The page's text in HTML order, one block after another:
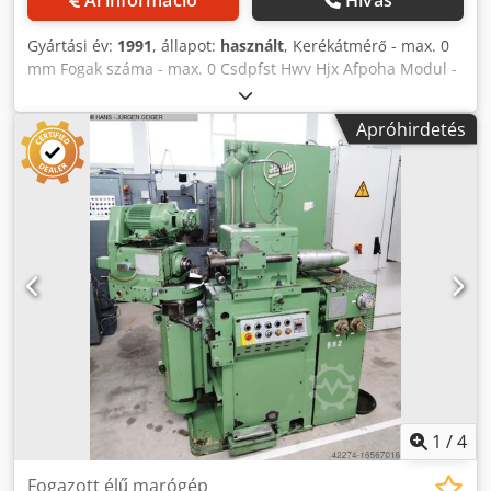
csúszó, L és O-tengely = maróorsó, C-tengely =
forgótányér (B és E tengely), függőleges beállítás (V és Y
tengely), szerszámfej dőlésszöge (A és D tengely),
egyenként (A és D-tengely) egyenként ROD digitális
kijelzővel a vezérlésben. " Hidraulikusan működtetett
munkadarab-feszítő eszközzel együtt egy rakodási
automatizálás munkadarab-előtoló/szállítószalag és
elfordítható rakodó segítségével valamint a munkadarab
légrendszeres vezérlésével. " Hűtőberendezés
forgácsszállítóval, hangszigetelt házzal, központi kenés,
beépített hidraulikarendszer, pneumatikusan vezérelt
biztonsági ajtók, sorjázó berendezés, stb. A gép a marás
elvén működik, elektronikusan szinkronizált szerszám- és
munkadarabtengelyekkel. szerszám- és
munkadarabtengelyek egyenes tetőformák szimmetrikus
és aszimmetrikus megmunkálásához. szimmetrikusan és
aszimmetrikusan. Magas termelékenység jellemzi és
pontosság. Chsdst Hwyljpfx Afpea Állapota : jó vagy nagyon
jó - hamarosan bemutatóra kész, áram alatt. Szállítás :
Gyártási év: 1991, állapot: használt, Kerékátmérő - max. 0
mm Fogak száma - max. 0 Csdpfst Hwv Hjx Afpoha Modul -
max. Modul - min. Teljes teljesítményigény kW A gép
tömege kb. t Helyigény kb. m CNC-vezérelt szinkronizált
gyűrűsmarógép ideális szinkronizált gyűrűkhöz, BWO Strg
785 H
Apróhirdetés
1 /4
Fogazott élű marógép